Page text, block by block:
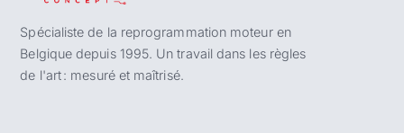
Spécialiste de la reprogrammation moteur en
Belgique depuis 1995. Un travail dans les règles
de l'art : mesuré et maîtrisé.